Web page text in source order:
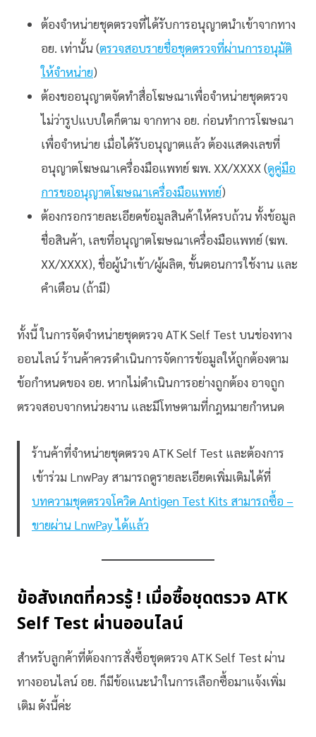
ต้องจำหน่ายชุดตรวจที่ได้รับการอนุญาตนำเข้าจากทาง
อย. เท่านั้น (ตรวจสอบรายชื่อชุดตรวจที่ผ่านการอนุมัติ
ให้จำหน่าย)
ต้องขออนุญาตจัดทำสื่อโฆษณาเพื่อจำหน่ายชุดตรวจ
ไม่ว่ารูปแบบใดก็ตาม จากทาง อย. ก่อนทำการโฆษณา
เพื่อจำหน่าย เมื่อได้รับอนุญาตแล้ว ต้องแสดงเลขที่
อนุญาตโฆษณาเครื่องมือแพทย์ ฆพ. XX/XXXX (ดูคู่มือ
การขออนุญาตโฆษณาเครื่องมือแพทย์)
ต้องกรอกรายละเอียดข้อมูลสินค้าให้ครบถ้วน ทั้งข้อมูล
ชื่อสินค้า, เลขที่อนุญาตโฆษณาเครื่องมือแพทย์ (ฆพ.
XX/XXXX), ชื่อผู้นำเข้า/ผู้ผลิต, ขั้นตอนการใช้งาน และ
คำเตือน (ถ้ามี)
ทั้งนี้ ในการจัดจำหน่ายชุดตรวจ ATK Self Test บนช่องทาง
ออนไลน์ ร้านค้าควรดำเนินการจัดการข้อมูลให้ถูกต้องตาม
ข้อกำหนดของ อย. หากไม่ดำเนินการอย่างถูกต้อง อาจถูก
ตรวจสอบจากหน่วยงาน และมีโทษตามที่กฎหมายกำหนด
ร้านค้าที่จำหน่ายชุดตรวจ ATK Self Test และต้องการ
เข้าร่วม LnwPay สามารถดูรายละเอียดเพิ่มเติมได้ที่
บทความชุดตรวจโควิด Antigen Test Kits สามารถซื้อ –
ขายผ่าน LnwPay ได้แล้ว
ข้อสังเกตที่ควรรู้ ! เมื่อซื้อชุดตรวจ ATK
Self Test ผ่านออนไลน์
สำหรับลูกค้าที่ต้องการสั่งซื้อชุดตรวจ ATK Self Test ผ่าน
ทางออนไลน์ อย. ก็มีข้อแนะนำในการเลือกซื้อมาแจ้งเพิ่ม
เติม ดังนี้ค่ะ